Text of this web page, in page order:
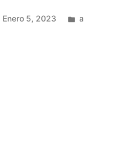
Enero 5, 2023 a